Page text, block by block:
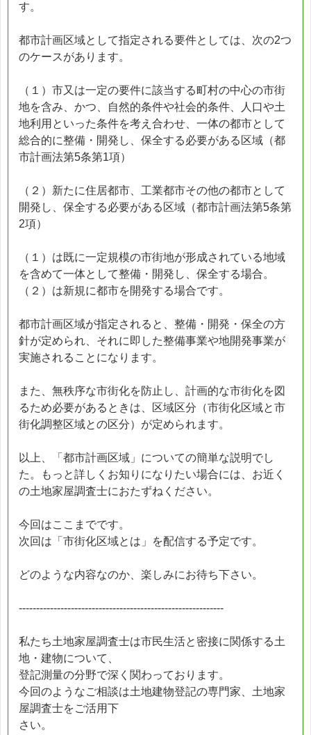
す。
都市計画区域として指定される要件としては、次の2つ
のケースがあります。
（１）市又は一定の要件に該当する町村の中心の市街
地を含み、かつ、自然的条件や社会的条件、人口や土
地利用といった条件を考え合わせ、一体の都市として
総合的に整備・開発し、保全する必要がある区域（都
市計画法第5条第1項）
（２）新たに住居都市、工業都市その他の都市として
開発し、保全する必要がある区域（都市計画法第5条第
2項）
（１）は既に一定規模の市街地が形成されている地域
を含めて一体として整備・開発し、保全する場合。
（２）は新規に都市を開発する場合です。
都市計画区域が指定されると、整備・開発・保全の方
針が定められ、それに即した整備事業や地開発事業が
実施されることになります。
また、無秩序な市街化を防止し、計画的な市街化を図
るため必要があるときは、区域区分（市街化区域と市
街化調整区域との区分）が定められます。
以上、「都市計画区域」についての簡単な説明でし
た。もっと詳しくお知りになりたい場合には、お近く
の土地家屋調査士におたずねください。
今回はここまでです。
次回は「市街化区域とは」を配信する予定です。
どのような内容なのか、楽しみにお待ち下さい。
-----------------------------------------------------------
私たち土地家屋調査士は市民生活と密接に関係する土
地・建物について、
登記測量の分野で深く関わっております。
今回のようなご相談は土地建物登記の専門家、土地家
屋調査士をご活用下
さい。